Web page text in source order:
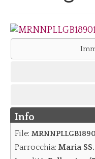
Consultazione
Immagini digitali
Contatti
Info
File:
Parrocchia: Maria